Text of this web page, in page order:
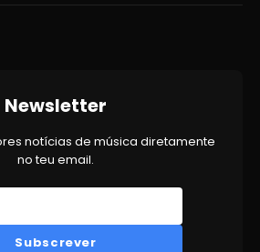
Newsletter
notícias de música diretamente
no teu email.
Subscrever